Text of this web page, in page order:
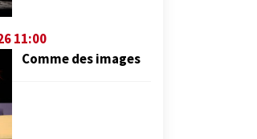
11:00
Comme des images